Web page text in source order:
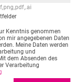
Kenntnis genommen
mir angegebenen Daten
Meine Daten werden
und
dem Absenden des
Verarbeitung